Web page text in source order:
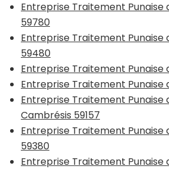
Entreprise Traitement Punaise
59780
Entreprise Traitement Punaise
59480
Entreprise Traitement Punaise
Entreprise Traitement Punaise
Entreprise Traitement Punaise
Cambrésis 59157
Entreprise Traitement Punaise
59380
Entreprise Traitement Punaise